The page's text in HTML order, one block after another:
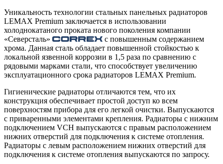
Уникальность технологии стальных панельных радиаторов
LEMAX Premium заключается в использовании
холоднокатаного проката нового поколения компании
«Северсталь»
с повышенным содержанием
хрома. Данная сталь обладает повышенной стойкостью к
локальной язвенной коррозии в 1,5 раза по сравнению с
рядовыми марками стали, что способствует увеличению
эксплуатационного срока радиаторов LEMAX Premium.
Гигиенические радиаторы отличаются тем, что их
конструкция обеспечивает простой доступ ко всем
поверхностям прибора для его легкой очистки. Выпускаются
с приваренными элементами крепления. Радиаторы с нижним
подключением VCH выпускаются с правым расположением
нижних отверстий для подключения к системе отопления.
Радиаторы с левым расположением нижних отверстий для
подключения к системе отопления выпускаются по запросу.